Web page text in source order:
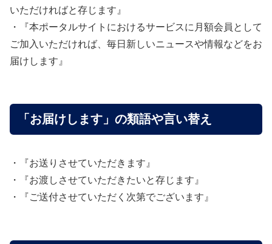
いただければと存じます』
・『本ポータルサイトにおけるサービスに月額会員として
ご加入いただければ、毎日新しいニュースや情報などをお
届けします』
「お届けします」の類語や言い替え
・『お送りさせていただきます』
・『お渡しさせていただきたいと存じます』
・『ご送付させていただく次第でございます』